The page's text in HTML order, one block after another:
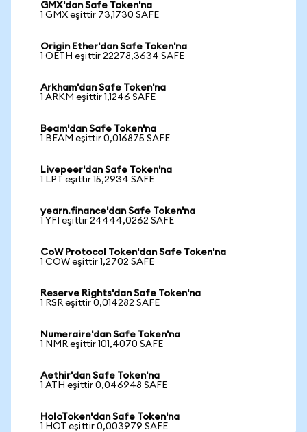
GMX'dan Safe Token'na
1 GMX eşittir 73,1730 SAFE
Origin Ether'dan Safe Token'na
1 OETH eşittir 22278,3634 SAFE
Arkham'dan Safe Token'na
1 ARKM eşittir 1,1246 SAFE
Beam'dan Safe Token'na
1 BEAM eşittir 0,016875 SAFE
Livepeer'dan Safe Token'na
1 LPT eşittir 15,2934 SAFE
yearn.finance'dan Safe Token'na
1 YFI eşittir 24444,0262 SAFE
CoW Protocol Token'dan Safe Token'na
1 COW eşittir 1,2702 SAFE
Reserve Rights'dan Safe Token'na
1 RSR eşittir 0,014282 SAFE
Numeraire'dan Safe Token'na
1 NMR eşittir 101,4070 SAFE
Aethir'dan Safe Token'na
1 ATH eşittir 0,046948 SAFE
HoloToken'dan Safe Token'na
1 HOT eşittir 0,003979 SAFE